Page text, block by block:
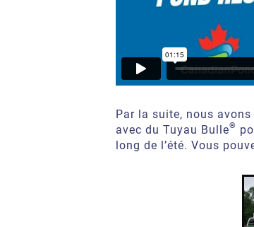
Par la suite, nous
avec du Tuyau Bulle®
long de l’été. Vous